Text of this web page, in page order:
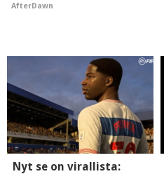
AfterDawn
Nyt se on virallista: